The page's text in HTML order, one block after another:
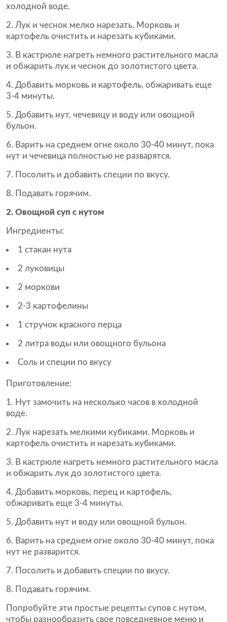
холодной воде.
Лук и чеснок мелко нарезать. Морковь и
картофель очистить и нарезать кубиками.
В кастрюле нагреть немного растительного масла
и обжарить лук и чеснок до золотистого цвета.
Добавить морковь и картофель, обжаривать еще
3-4 минуты.
Добавить нут, чечевицу и воду или овощной
бульон.
Варить на среднем огне около 30-40 минут, пока
нут и чечевица полностью не разварятся.
Посолить и добавить специи по вкусу.
Подавать горячим.
2. Овощной суп с нутом
Ингредиенты:
1 стакан нута
2 луковицы
2 моркови
2-3 картофелины
1 стручок красного перца
2 литра воды или овощного бульона
Соль и специи по вкусу
Приготовление:
Нут замочить на несколько часов в холодной
воде.
Лук нарезать мелкими кубиками. Морковь и
картофель очистить и нарезать кубиками.
В кастрюле нагреть немного растительного масла
и обжарить лук до золотистого цвета.
Добавить морковь, перец и картофель,
обжаривать еще 3-4 минуты.
Добавить нут и воду или овощной бульон.
Варить на среднем огне около 30-40 минут, пока
нут не разварится.
Посолить и добавить специи по вкусу.
Подавать горячим.
Попробуйте эти простые рецепты супов с нутом,
чтобы разнообразить свое повседневное меню и